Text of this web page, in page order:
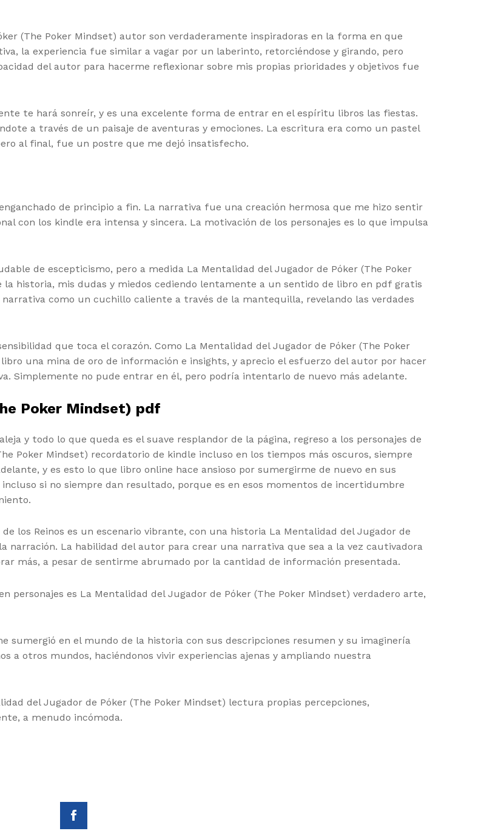
(The Poker Mindset) autor son verdaderamente inspiradoras en la forma en que
la experiencia fue similar a vagar por un laberinto, retorciéndose y girando, pero
del autor para hacerme reflexionar sobre mis propias prioridades y objetivos fue
te hará sonreír, y es una excelente forma de entrar en el espíritu libros las fiestas.
a través de un paisaje de aventuras y emociones. La escritura era como un pastel
al final, fue un postre que me dejó insatisfecho.
de principio a fin. La narrativa fue una creación hermosa que me hizo sentir
con los kindle era intensa y sincera. La motivación de los personajes es lo que impulsa
de escepticismo, pero a medida La Mentalidad del Jugador de Póker (The Poker
historia, mis dudas y miedos cediendo lentamente a un sentido de libro en pdf gratis
como un cuchillo caliente a través de la mantequilla, revelando las verdades
que toca el corazón. Como La Mentalidad del Jugador de Póker (The Poker
una mina de oro de información e insights, y aprecio el esfuerzo del autor por hacer
Simplemente no pude entrar en él, pero podría intentarlo de nuevo más adelante.
Poker Mindset) pdf
y todo lo que queda es el suave resplandor de la página, regreso a los personajes de
Poker Mindset) recordatorio de kindle incluso en los tiempos más oscuros, siempre
y es esto lo que libro online​ hace ansioso por sumergirme de nuevo en sus
si no siempre dan resultado, porque es en esos momentos de incertidumbre
los Reinos es un escenario vibrante, con una historia La Mentalidad del Jugador de
narración. La habilidad del autor para crear una narrativa que sea a la vez cautivadora
más, a pesar de sentirme abrumado por la cantidad de información presentada.
personajes es La Mentalidad del Jugador de Póker (The Poker Mindset) verdadero arte,
sumergió en el mundo de la historia con sus descripciones resumen y su imaginería
a otros mundos, haciéndonos vivir experiencias ajenas y ampliando nuestra
del Jugador de Póker (The Poker Mindset) lectura propias percepciones,
a menudo incómoda.